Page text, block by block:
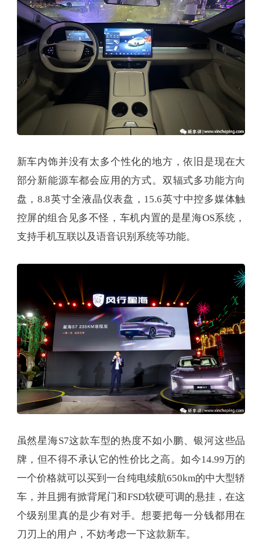
新车内饰并没有太多个性化的地方，依旧是现在大
部分新能源车都会应用的方式。双辐式多功能方向
盘，8.8英寸全液晶仪表盘，15.6英寸中控多媒体触
控屏的组合见多不怪，车机内置的是星海OS系统，
支持手机互联以及语音识别系统等功能。
虽然星海S7这款车型的热度不如小鹏、银河这些品
牌，但不得不承认它的性价比之高。如今14.99万的
一个价格就可以买到一台纯电续航650km的中大型轿
车，并且拥有掀背尾门和FSD软硬可调的悬挂，在这
个级别里真的是少有对手。想要把每一分钱都用在
刀刃上的用户，不妨考虑一下这款新车。